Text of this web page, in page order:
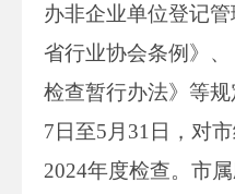
办非企业单位登记
省行业协会条例》
检查暂行办法》等规
7日至5月31日，对
2024年度检查。市